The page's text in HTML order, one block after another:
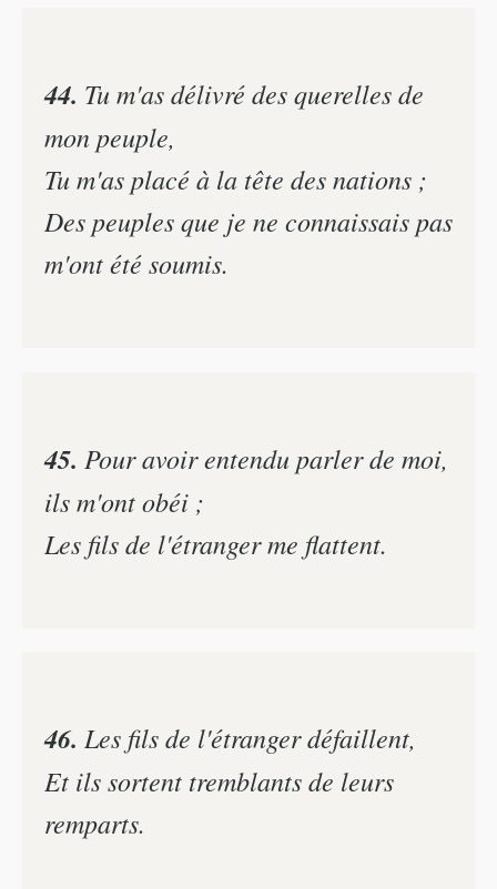
44. Tu m'as délivré des querelles de
mon peuple,
Tu m'as placé à la tête des nations ;
Des peuples que je ne connaissais pas
m'ont été soumis.
45. Pour avoir entendu parler de moi,
ils m'ont obéi ;
Les fils de l'étranger me flattent.
46. Les fils de l'étranger défaillent,
Et ils sortent tremblants de leurs
remparts.